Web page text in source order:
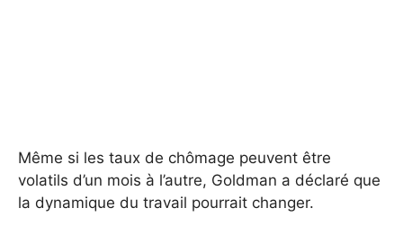
Même si les taux de chômage peuvent être
volatils d’un mois à l’autre, Goldman a déclaré que
la dynamique du travail pourrait changer.